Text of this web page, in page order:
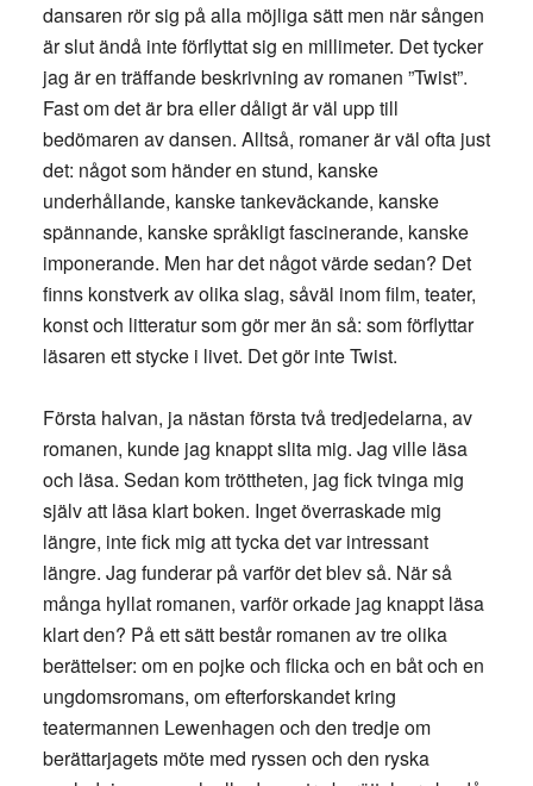
dansaren rör sig på alla möjliga sätt men när sången
är slut ändå inte förflyttat sig en millimeter. Det tycker
jag är en träffande beskrivning av romanen ”Twist”.
Fast om det är bra eller dåligt är väl upp till
bedömaren av dansen. Alltså, romaner är väl ofta just
det: något som händer en stund, kanske
underhållande, kanske tankeväckande, kanske
spännande, kanske språkligt fascinerande, kanske
imponerande. Men har det något värde sedan? Det
finns konstverk av olika slag, såväl inom film, teater,
konst och litteratur som gör mer än så: som förflyttar
läsaren ett stycke i livet. Det gör inte Twist.
Första halvan, ja nästan första två tredjedelarna, av
romanen, kunde jag knappt slita mig. Jag ville läsa
och läsa. Sedan kom tröttheten, jag fick tvinga mig
själv att läsa klart boken. Inget överraskade mig
längre, inte fick mig att tycka det var intressant
längre. Jag funderar på varför det blev så. När så
många hyllat romanen, varför orkade jag knappt läsa
klart den? På ett sätt består romanen av tre olika
berättelser: om en pojke och flicka och en båt och en
ungdomsromans, om efterforskandet kring
teatermannen Lewenhagen och den tredje om
berättarjagets möte med ryssen och den ryska